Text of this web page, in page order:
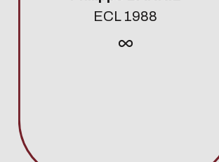
ECL 1988